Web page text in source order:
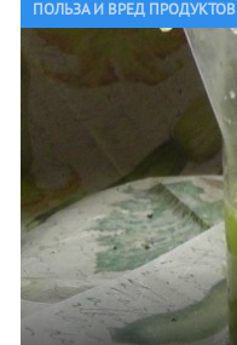
ПОЛЬЗА И ВРЕД ПРОДУКТОВ